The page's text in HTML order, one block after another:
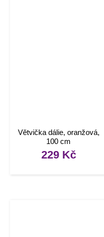
Větvička dálie, oranžová,
100 cm
229 Kč